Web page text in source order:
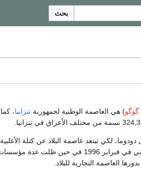
بحث
گوگو) هي العاصمة الوطنية لجمهورية تنزانيا،
إلى دودوما، لكي تبتعد عاصمة البلاد عن كتلة
القاطنة للمنطقة الساحلية. وقد انتقل البرلمان التنزاني في فبراير 1996
العاصمة التجارية للبلاد.